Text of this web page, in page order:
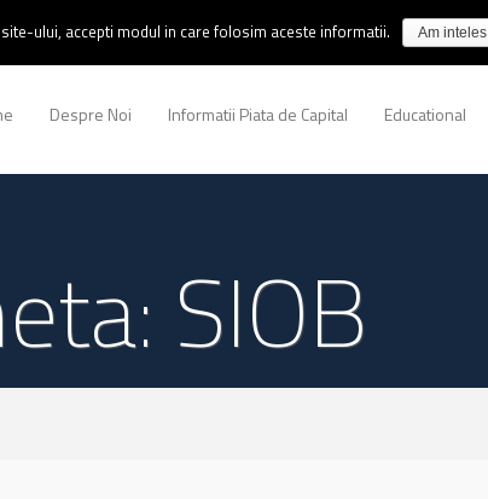
Despre Noi Informatii Piata de Capital Educational
SIOB
ului, accepti modul in care folosim aceste informatii. Am inteles